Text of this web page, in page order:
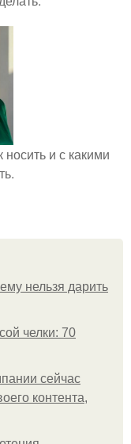
и с какими
нельзя дарить
челки: 70
сейчас
контента,